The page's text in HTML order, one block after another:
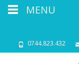
0744.823.432
MENU